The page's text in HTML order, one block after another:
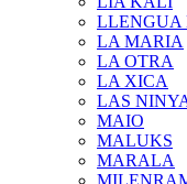
LLENGUA
LA MARIA
LA OTRA
LA XICA
LAS
MAIO
MALUKS
MARALA